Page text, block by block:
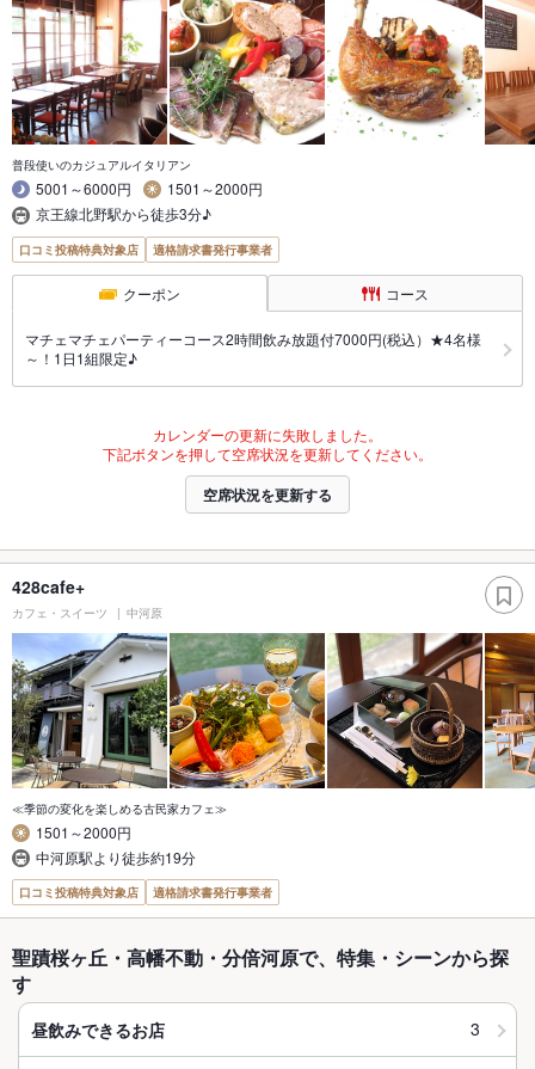
普段使いのカジュアルイタリアン
5001～6000円
1501～2000円
京王線北野駅から徒歩3分♪
口コミ投稿特典対象店 適格請求書発行事業者
クーポン コース
マチェマチェパーティーコース2時間飲み放題付7000円(税込）★4名様
～！1日1組限定♪
カレンダーの更新に失敗しました。
下記ボタンを押して空席状況を更新してください。
空席状況を更新する
428cafe+
カフェ・スイーツ 中河原
≪季節の変化を楽しめる古民家カフェ≫
1501～2000円
中河原駅より徒歩約19分
口コミ投稿特典対象店 適格請求書発行事業者
聖蹟桜ヶ丘・高幡不動・分倍河原で、特集・シーンから探
す
昼飲みできるお店 3